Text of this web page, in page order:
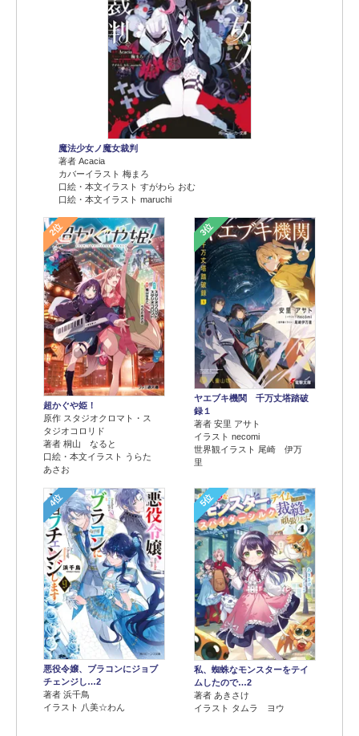
魔法少女ノ魔女裁判
著者 Acacia
カバーイラスト 梅まろ
口絵・本文イラスト すがわら おむ
口絵・本文イラスト maruchi
2位
超かぐや姫！
原作 スタジオクロマト・ス
タジオコロリド
著者 桐山 なると
口絵・本文イラスト うらた
あさお
3位
ヤエブキ機関 千万丈塔踏破
録１
著者 安里 アサト
イラスト necomi
世界観イラスト 尾崎 伊万
里
4位
悪役令嬢、ブラコンにジョブ
チェンジし…2
著者 浜千鳥
イラスト 八美☆わん
5位
私、蜘蛛なモンスターをテイ
ムしたので…2
著者 あきさけ
イラスト タムラ ヨウ